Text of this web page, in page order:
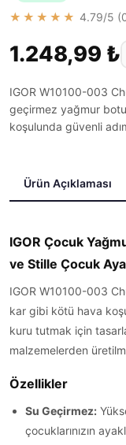
★★★★★ 4.79/5 (
1.248,99 ₺
IGOR W10100-003
geçirmez yağmur
koşulunda güvenli
Ürün Açıklaması
IGOR Çocuk
ve Stille Çocuk
IGOR W10100-003
kar gibi kötü hava
kuru tutmak için
malzemelerden
Özellikler
Su Geçirmez:
çocuklarınızın